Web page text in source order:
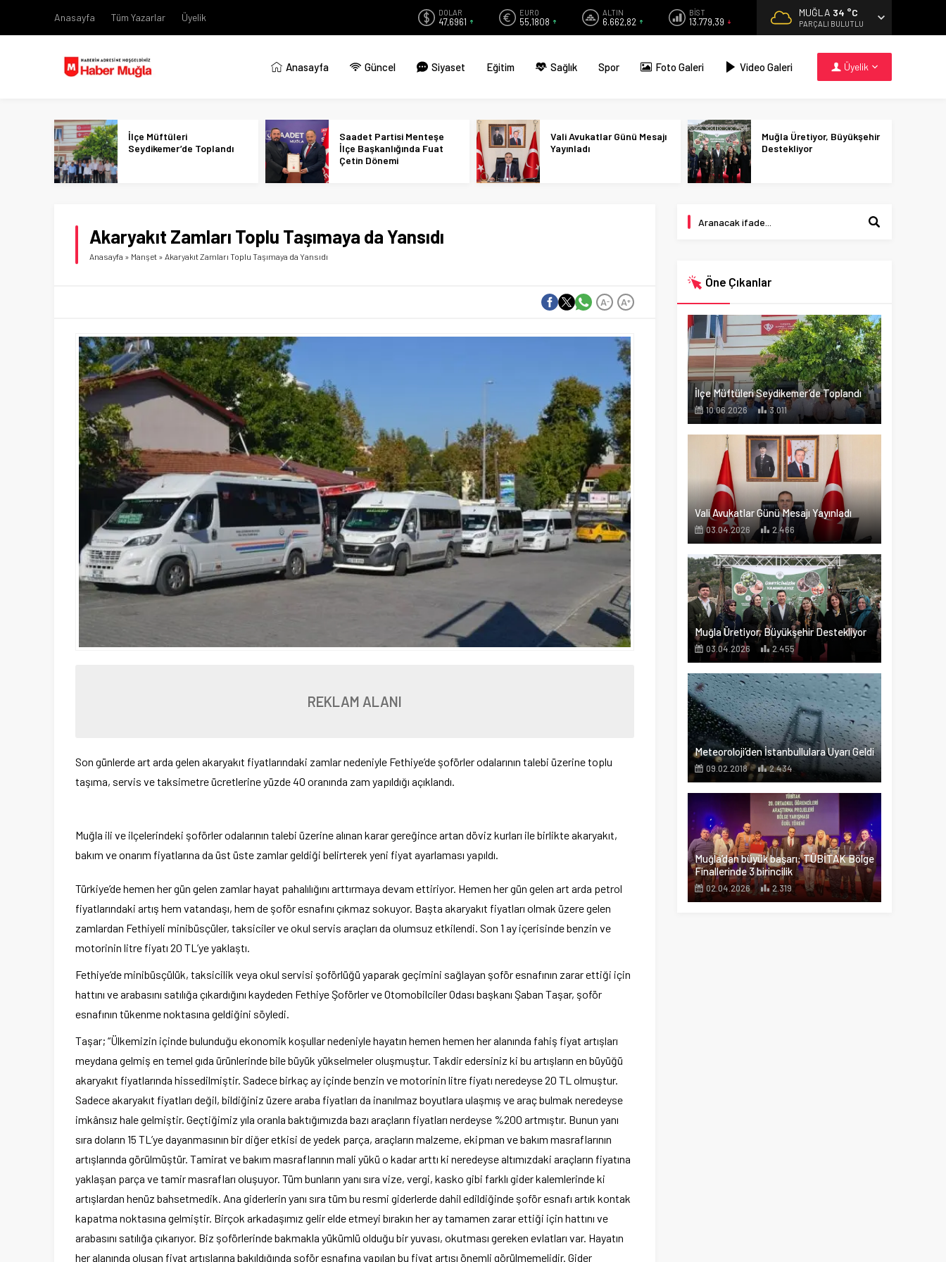
Anasayfa Tüm Yazarlar Üyelik DOLAR
47,6961
EURO
55,1808
ALTIN
6.662,82
BİST
13.779,39
MUĞLA 34 °C
PARÇALI BULUTLU
Anasayfa Güncel Siyaset Eğitim Sağlık Spor Foto Galeri Video Galeri Üyelik
İlçe Müftüleri
Seydikemer’de Toplandı
Saadet Partisi Menteşe
İlçe Başkanlığında Fuat
Çetin Dönemi
Vali Avukatlar Günü Mesajı
Yayınladı
Muğla Üretiyor, Büyükşehir
Destekliyor
Akaryakıt Zamları Toplu Taşımaya da Yansıdı
Anasayfa » Manşet » Akaryakıt Zamları Toplu Taşımaya da Yansıdı
A+
A-
REKLAM ALANI
Son günlerde art arda gelen akaryakıt fiyatlarındaki zamlar nedeniyle Fethiye’de şoförler odalarının talebi üzerine toplu
taşıma, servis ve taksimetre ücretlerine yüzde 40 oranında zam yapıldığı açıklandı.
Muğla ili ve ilçelerindeki şoförler odalarının talebi üzerine alınan karar gereğince artan döviz kurları ile birlikte akaryakıt,
bakım ve onarım fiyatlarına da üst üste zamlar geldiği belirterek yeni fiyat ayarlaması yapıldı.
Türkiye’de hemen her gün gelen zamlar hayat pahalılığını arttırmaya devam ettiriyor. Hemen her gün gelen art arda petrol
fiyatlarındaki artış hem vatandaşı, hem de şoför esnafını çıkmaz sokuyor. Başta akaryakıt fiyatları olmak üzere gelen
zamlardan Fethiyeli minibüsçüler, taksiciler ve okul servis araçları da olumsuz etkilendi. Son 1 ay içerisinde benzin ve
motorinin litre fiyatı 20 TL’ye yaklaştı.
Fethiye’de minibüsçülük, taksicilik veya okul servisi şoförlüğü yaparak geçimini sağlayan şoför esnafının zarar ettiği için
hattını ve arabasını satılığa çıkardığını kaydeden Fethiye Şoförler ve Otomobilciler Odası başkanı Şaban Taşar, şoför
esnafının tükenme noktasına geldiğini söyledi.
Taşar; “Ülkemizin içinde bulunduğu ekonomik koşullar nedeniyle hayatın hemen hemen her alanında fahiş fiyat artışları
meydana gelmiş en temel gıda ürünlerinde bile büyük yükselmeler oluşmuştur. Takdir edersiniz ki bu artışların en büyüğü
akaryakıt fiyatlarında hissedilmiştir. Sadece birkaç ay içinde benzin ve motorinin litre fiyatı neredeyse 20 TL olmuştur.
Sadece akaryakıt fiyatları değil, bildiğiniz üzere araba fiyatları da inanılmaz boyutlara ulaşmış ve araç bulmak neredeyse
imkânsız hale gelmiştir. Geçtiğimiz yıla oranla baktığımızda bazı araçların fiyatları nerdeyse %200 artmıştır. Bunun yanı
sıra doların 15 TL’ye dayanmasının bir diğer etkisi de yedek parça, araçların malzeme, ekipman ve bakım masraflarının
artışlarında görülmüştür. Tamirat ve bakım masraflarının mali yükü o kadar arttı ki neredeyse altımızdaki araçların fiyatına
yaklaşan parça ve tamir masrafları oluşuyor. Tüm bunların yanı sıra vize, vergi, kasko gibi farklı gider kalemlerinde ki
artışlardan henüz bahsetmedik. Ana giderlerin yanı sıra tüm bu resmi giderlerde dahil edildiğinde şoför esnafı artık kontak
kapatma noktasına gelmiştir. Birçok arkadaşımız gelir elde etmeyi bırakın her ay tamamen zarar ettiği için hattını ve
arabasını satılığa çıkarıyor. Biz şoförlerinde bakmakla yükümlü olduğu bir yuvası, okutması gereken evlatları var. Hayatın
her alanında oluşan fiyat artışlarına bakıldığında şoför esnafına yapılan bu fiyat artışı önemli görülmemelidir. Gider
Öne Çıkanlar
İlçe Müftüleri Seydikemer’de Toplandı
10.06.2026 3.011
Vali Avukatlar Günü Mesajı Yayınladı
03.04.2026 2.466
Muğla Üretiyor, Büyükşehir Destekliyor
03.04.2026 2.455
Meteoroloji’den İstanbullulara Uyarı Geldi
09.02.2018 2.434
Muğla’dan büyük başarı: TÜBİTAK Bölge
Finallerinde 3 birincilik
02.04.2026 2.319